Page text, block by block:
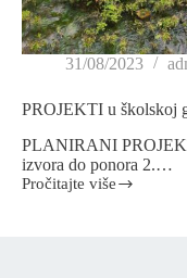
31/08/2023
PROJEKTI u školskoj
PLANIRANI
izvora do ponora 2.…
Pročitajte više